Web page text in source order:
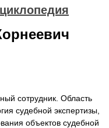
сотрудник. Область
судебной экспертизы,
объектов судебной